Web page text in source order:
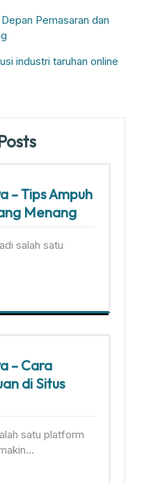
Pemasaran dan
industri taruhan online
– Tips Ampuh
Menang
salah satu
– Cara
di Situs
satu platform